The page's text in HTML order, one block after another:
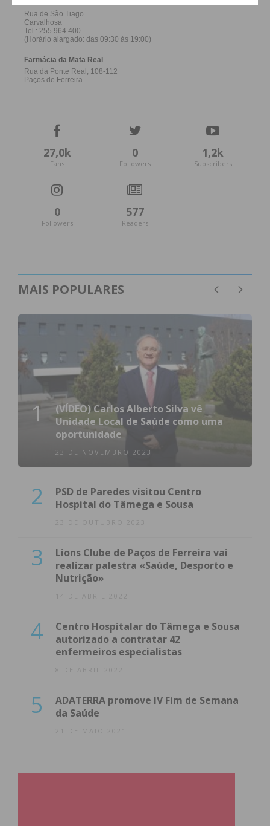
27,0k
Fans
0
Followers
1,2k
Subscribers
0
Followers
577
Readers
MAIS POPULARES
1
(VÍDEO) Carlos Alberto Silva vê
Unidade Local de Saúde como uma
oportunidade
23 DE NOVEMBRO 2023
2
PSD de Paredes visitou Centro
Hospital do Tâmega e Sousa
23 DE OUTUBRO 2023
3
Lions Clube de Paços de Ferreira vai
realizar palestra «Saúde, Desporto e
Nutrição»
14 DE ABRIL 2022
4
Centro Hospitalar do Tâmega e Sousa
autorizado a contratar 42
enfermeiros especialistas
8 DE ABRIL 2022
5
ADATERRA promove IV Fim de Semana
da Saúde
21 DE MAIO 2021